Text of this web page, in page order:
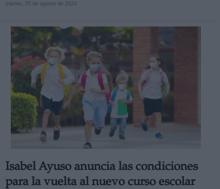
martes, 25 de agosto de 2020
Isabel Ayuso anuncia las condiciones
para la vuelta al nuevo curso escolar